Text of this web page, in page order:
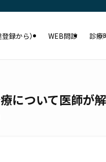
録から） WEB問診 診療
について医師が